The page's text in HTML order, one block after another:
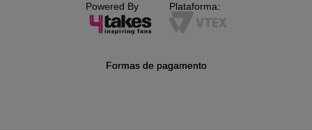
Powered By Plataforma:
Formas de pagamento